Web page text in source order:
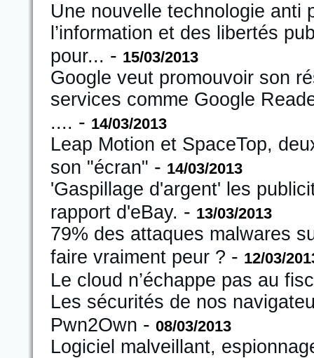
Une nouvelle technologie anti
l’information et des libertés
pour... - 15/03/2013
Google veut promouvoir son
services comme Google
.... - 14/03/2013
Leap Motion et SpaceTop,
son "écran" - 14/03/2013
'Gaspillage d'argent' les
rapport d'eBay. - 13/03/2013
79% des attaques malwares
faire vraiment peur ? - 12/03/
Le cloud n’échappe pas au
Les sécurités de nos
Pwn2Own - 08/03/2013
Logiciel malveillant,